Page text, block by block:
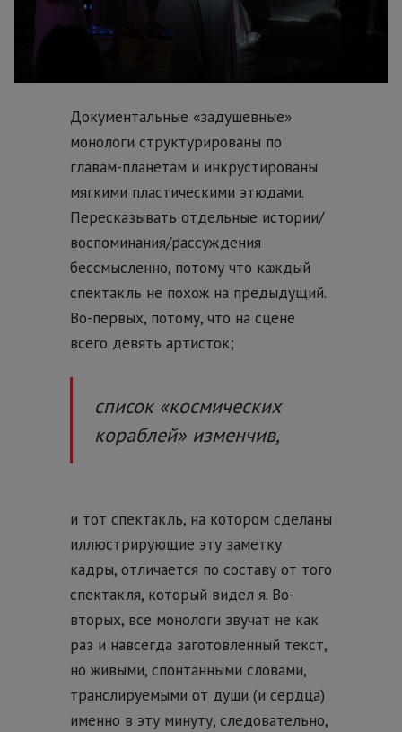
Документальные «задушевные»
монологи структурированы по
главам-планетам и инкрустированы
мягкими пластическими этюдами.
Пересказывать отдельные истории/
воспоминания/рассуждения
бессмысленно, потому что каждый
спектакль не похож на предыдущий.
Во-первых, потому, что на сцене
всего девять артисток;
список «космических
кораблей» изменчив,
и тот спектакль, на котором сделаны
иллюстрирующие эту заметку
кадры, отличается по составу от того
спектакля, который видел я. Во-
вторых, все монологи звучат не как
раз и навсегда заготовленный текст,
но живыми, спонтанными словами,
транслируемыми от души (и сердца)
именно в эту минуту, следовательно,